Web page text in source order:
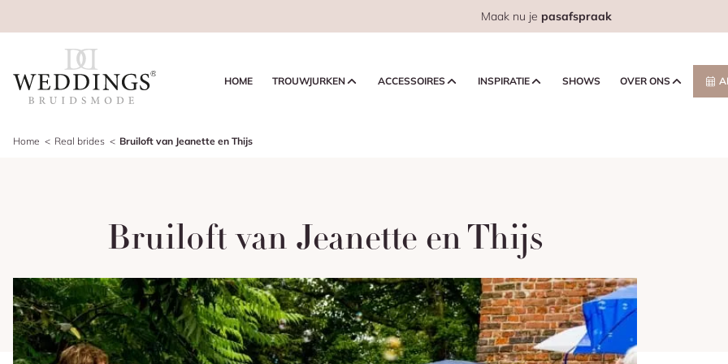
Maak nu je pasafspraak
HOME TROUWJURKEN ACCESSOIRES INSPIRATIE SHOWS OVER ONS
Home Real brides Bruiloft van Jeanette en Thijs
Bruiloft van Jeanette en Thijs